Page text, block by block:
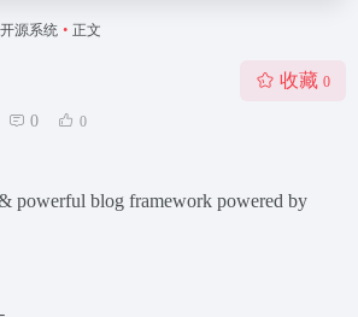
源系统 • 正文
0 0
收藏 0
powerful blog framework powered by